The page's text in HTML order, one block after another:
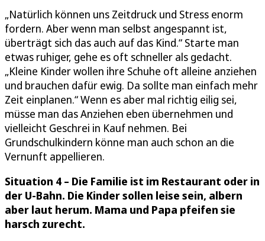
„Natürlich können uns Zeitdruck und Stress enorm
fordern. Aber wenn man selbst angespannt ist,
überträgt sich das auch auf das Kind.“ Starte man
etwas ruhiger, gehe es oft schneller als gedacht.
„Kleine Kinder wollen ihre Schuhe oft alleine anziehen
und brauchen dafür ewig. Da sollte man einfach mehr
Zeit einplanen.“ Wenn es aber mal richtig eilig sei,
müsse man das Anziehen eben übernehmen und
vielleicht Geschrei in Kauf nehmen. Bei
Grundschulkindern könne man auch schon an die
Vernunft appellieren.
Situation 4 – Die Familie ist im Restaurant oder in
der U-Bahn. Die Kinder sollen leise sein, albern
aber laut herum. Mama und Papa pfeifen sie
harsch zurecht.